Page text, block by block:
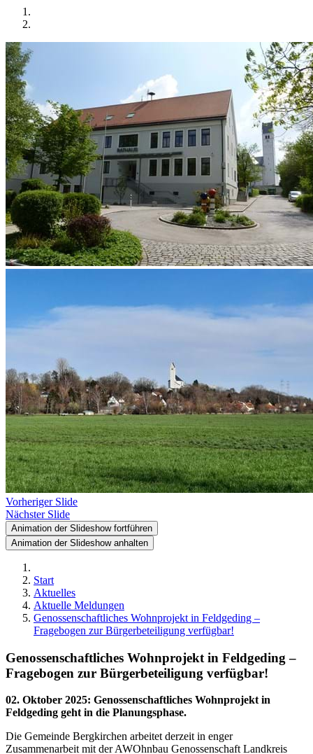
Vorheriger Slide
Nächster Slide
Animation der Slideshow fortführen
Animation der Slideshow anhalten
Start
Aktuelles
Aktuelle Meldungen
Genossenschaftliches Wohnprojekt in Feldgeding –
Fragebogen zur Bürgerbeteiligung verfügbar!
Genossenschaftliches Wohnprojekt in Feldgeding –
Fragebogen zur Bürgerbeteiligung verfügbar!
02. Oktober 2025: Genossenschaftliches Wohnprojekt in
Feldgeding geht in die Planungsphase.
Die Gemeinde Bergkirchen arbeitet derzeit in enger
Zusammenarbeit mit der AWOhnbau Genossenschaft Landkreis